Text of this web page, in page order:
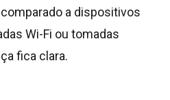
a dispositivos
Wi-Fi ou tomadas
fica clara.